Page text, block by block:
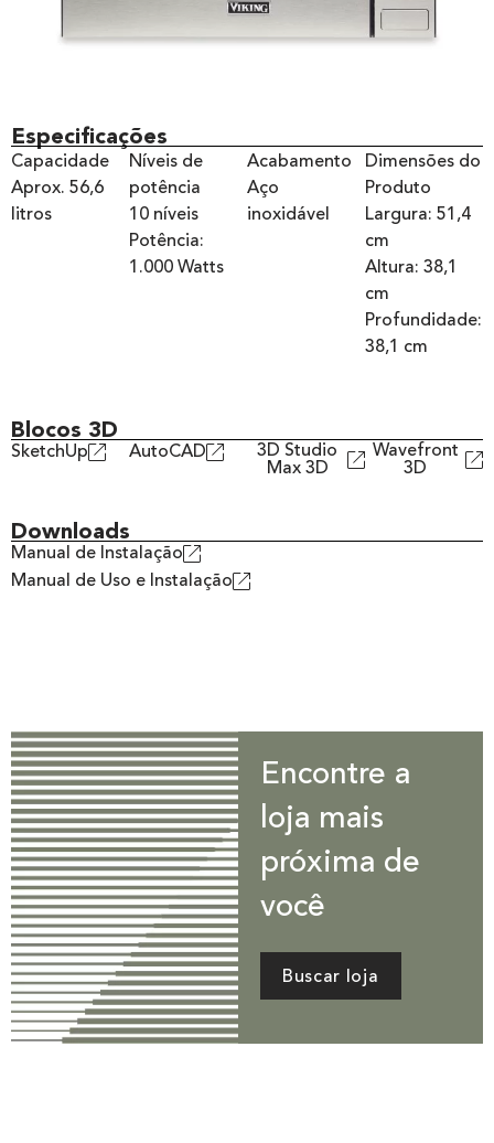
Especificações
Capacidade
Aprox. 56,6
litros
Níveis de
potência
10 níveis
Potência:
1.000 Watts
Acabamento
Aço
inoxidável
Dimensões do
Produto
Largura: 51,4
cm
Altura: 38,1
cm
Profundidade:
38,1 cm
Blocos 3D
SketchUp AutoCAD
3D Studio
Max 3D
Wavefront
3D
Downloads
Manual de Instalação
Manual de Uso e Instalação
Encontre a
loja mais
próxima de
você
Buscar loja